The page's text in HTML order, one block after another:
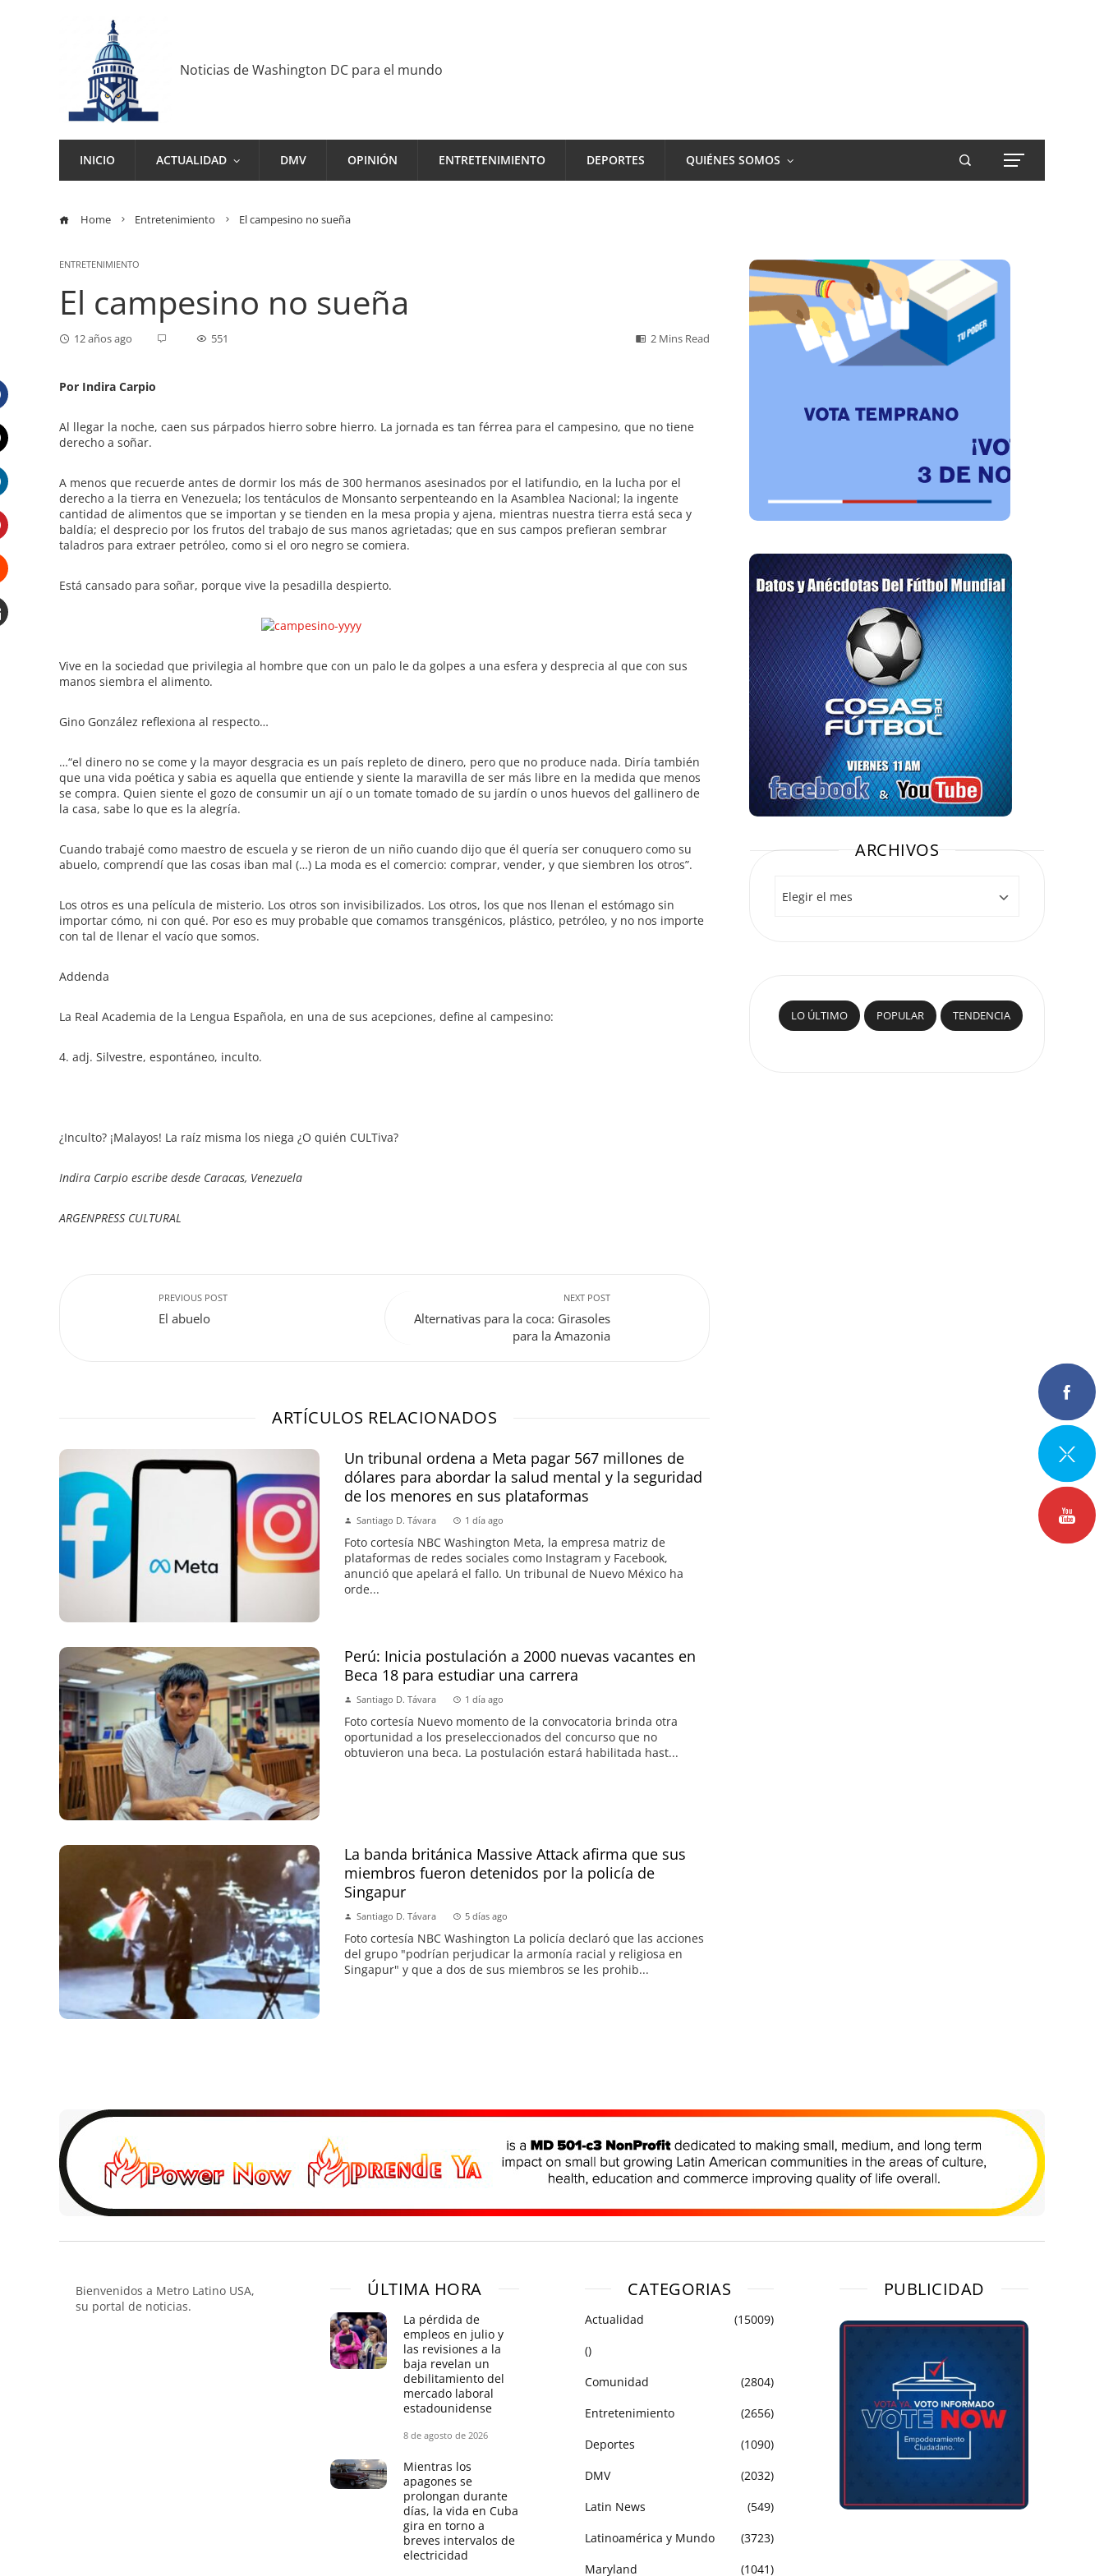
Noticias de Washington DC para el mundo
INICIO ACTUALIDAD DMV OPINIÓN ENTRETENIMIENTO DEPORTES QUIÉNES SOMOS
Home Entretenimiento El campesino no sueña
ENTRETENIMIENTO
El campesino no sueña
12 años ago 551 2 Mins Read
Por Indira Carpio
Al llegar la noche, caen sus párpados hierro sobre hierro. La jornada es tan férrea para el campesino, que no tiene
derecho a soñar.
A menos que recuerde antes de dormir los más de 300 hermanos asesinados por el latifundio, en la lucha por el
derecho a la tierra en Venezuela; los tentáculos de Monsanto serpenteando en la Asamblea Nacional; la ingente
cantidad de alimentos que se importan y se tienden en la mesa propia y ajena, mientras nuestra tierra está seca y
baldía; el desprecio por los frutos del trabajo de sus manos agrietadas; que en sus campos prefieran sembrar
taladros para extraer petróleo, como si el oro negro se comiera.
Está cansado para soñar, porque vive la pesadilla despierto.
Vive en la sociedad que privilegia al hombre que con un palo le da golpes a una esfera y desprecia al que con sus
manos siembra el alimento.
Gino González reflexiona al respecto…
…“el dinero no se come y la mayor desgracia es un país repleto de dinero, pero que no produce nada. Diría también
que una vida poética y sabia es aquella que entiende y siente la maravilla de ser más libre en la medida que menos
se compra. Quien siente el gozo de consumir un ají o un tomate tomado de su jardín o unos huevos del gallinero de
la casa, sabe lo que es la alegría.
Cuando trabajé como maestro de escuela y se rieron de un niño cuando dijo que él quería ser conuquero como su
abuelo, comprendí que las cosas iban mal (…) La moda es el comercio: comprar, vender, y que siembren los otros”.
Los otros es una película de misterio. Los otros son invisibilizados. Los otros, los que nos llenan el estómago sin
importar cómo, ni con qué. Por eso es muy probable que comamos transgénicos, plástico, petróleo, y no nos importe
con tal de llenar el vacío que somos.
Addenda
La Real Academia de la Lengua Española, en una de sus acepciones, define al campesino:
4. adj. Silvestre, espontáneo, inculto.
¿Inculto? ¡Malayos! La raíz misma los niega ¿O quién CULTiva?
Indira Carpio escribe desde Caracas, Venezuela
ARGENPRESS CULTURAL
PREVIOUS POST
El abuelo
NEXT POST
Alternativas para la coca: Girasoles
para la Amazonia
ARTÍCULOS RELACIONADOS
Un tribunal ordena a Meta pagar 567 millones de
dólares para abordar la salud mental y la seguridad
de los menores en sus plataformas
Santiago D. Távara 1 día ago
Foto cortesía NBC Washington Meta, la empresa matriz de
plataformas de redes sociales como Instagram y Facebook,
anunció que apelará el fallo. Un tribunal de Nuevo México ha
orde...
Perú: Inicia postulación a 2000 nuevas vacantes en
Beca 18 para estudiar una carrera
Santiago D. Távara 1 día ago
Foto cortesía Nuevo momento de la convocatoria brinda otra
oportunidad a los preseleccionados del concurso que no
obtuvieron una beca. La postulación estará habilitada hast...
La banda británica Massive Attack afirma que sus
miembros fueron detenidos por la policía de
Singapur
Santiago D. Távara 5 días ago
Foto cortesía NBC Washington La policía declaró que las acciones
del grupo "podrían perjudicar la armonía racial y religiosa en
Singapur" y que a dos de sus miembros se les prohib...
ARCHIVOS
LO ÚLTIMO POPULAR TENDENCIA
Bienvenidos a Metro Latino USA,
su portal de noticias.
ÚLTIMA HORA
La pérdida de
empleos en julio y
las revisiones a la
baja revelan un
debilitamiento del
mercado laboral
estadounidense
8 de agosto de 2026
Mientras los
apagones se
prolongan durante
días, la vida en Cuba
gira en torno a
breves intervalos de
electricidad
CATEGORIAS
Actualidad
(15009)
()
Comunidad
(2804)
Entretenimiento
(2656)
Deportes
(1090)
DMV
(2032)
Latin News
(549)
Latinoamérica y Mundo
(3723)
Maryland
(1041)
PUBLICIDAD